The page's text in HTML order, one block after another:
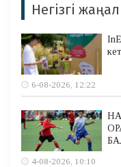
Негізгі
6-08-2026, 12:22
4-08-2026, 10:10